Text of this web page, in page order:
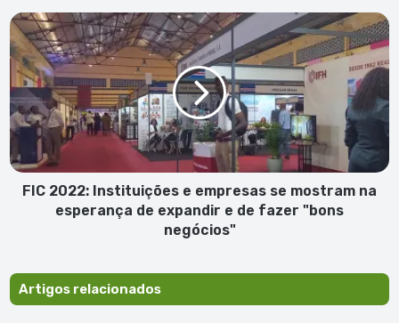
FIC
2022:
Instituições
empresas
se
mostram
na
esperança
expandir
"bons
negócios"
FIC 2022: Instituições e empresas se mostram na
esperança de expandir e de fazer "bons
negócios"
Artigos relacionados